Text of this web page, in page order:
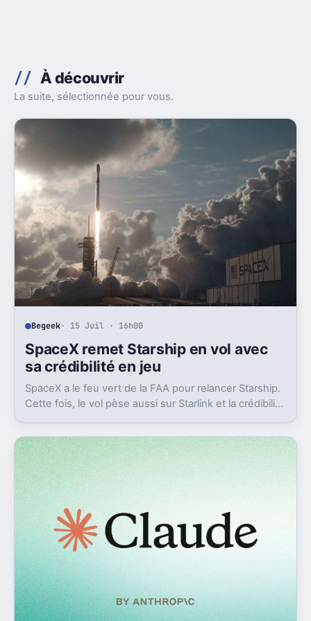
À découvrir
La suite, sélectionnée pour vous.
Begeek· 15 Juil · 16h00
SpaceX remet Starship en vol avec
sa crédibilité en jeu
SpaceX a le feu vert de la FAA pour relancer Starship.
Cette fois, le vol pèse aussi sur Starlink et la crédibilité